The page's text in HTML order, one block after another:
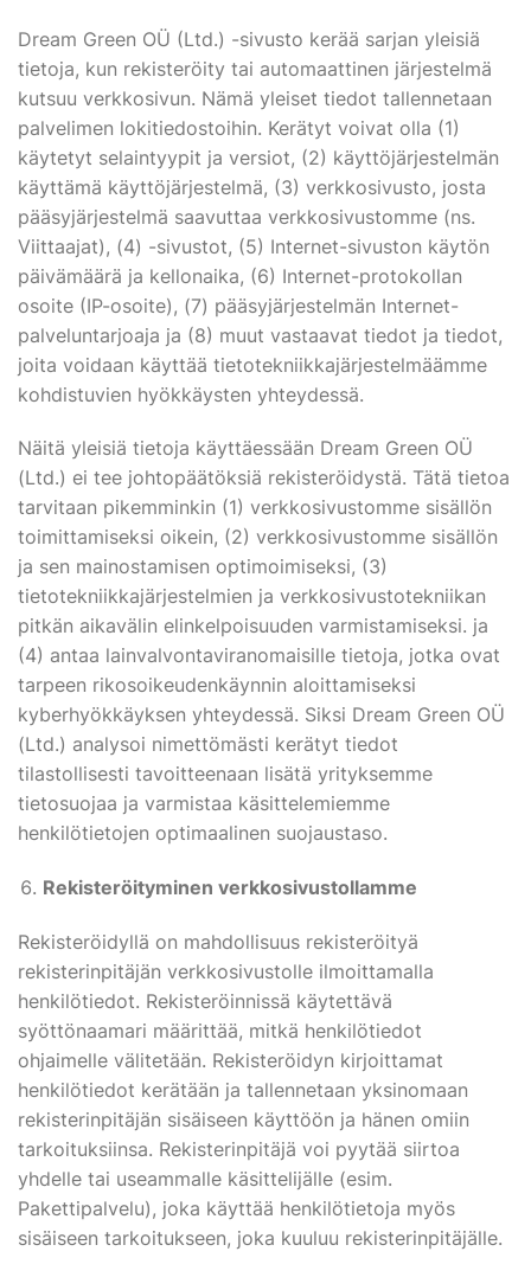
Dream Green OÜ (Ltd.) -sivusto kerää sarjan yleisiä
tietoja, kun rekisteröity tai automaattinen järjestelmä
kutsuu verkkosivun. Nämä yleiset tiedot tallennetaan
palvelimen lokitiedostoihin. Kerätyt voivat olla (1)
käytetyt selaintyypit ja versiot, (2) käyttöjärjestelmän
käyttämä käyttöjärjestelmä, (3) verkkosivusto, josta
pääsyjärjestelmä saavuttaa verkkosivustomme (ns.
Viittaajat), (4) -sivustot, (5) Internet-sivuston käytön
päivämäärä ja kellonaika, (6) Internet-protokollan
osoite (IP-osoite), (7) pääsyjärjestelmän Internet-
palveluntarjoaja ja (8) muut vastaavat tiedot ja tiedot,
joita voidaan käyttää tietotekniikkajärjestelmäämme
kohdistuvien hyökkäysten yhteydessä.
Näitä yleisiä tietoja käyttäessään Dream Green OÜ
(Ltd.) ei tee johtopäätöksiä rekisteröidystä. Tätä tietoa
tarvitaan pikemminkin (1) verkkosivustomme sisällön
toimittamiseksi oikein, (2) verkkosivustomme sisällön
ja sen mainostamisen optimoimiseksi, (3)
tietotekniikkajärjestelmien ja verkkosivustotekniikan
pitkän aikavälin elinkelpoisuuden varmistamiseksi. ja
(4) antaa lainvalvontaviranomaisille tietoja, jotka ovat
tarpeen rikosoikeudenkäynnin aloittamiseksi
kyberhyökkäyksen yhteydessä. Siksi Dream Green OÜ
(Ltd.) analysoi nimettömästi kerätyt tiedot
tilastollisesti tavoitteenaan lisätä yrityksemme
tietosuojaa ja varmistaa käsittelemiemme
henkilötietojen optimaalinen suojaustaso.
Rekisteröityminen verkkosivustollamme
Rekisteröidyllä on mahdollisuus rekisteröityä
rekisterinpitäjän verkkosivustolle ilmoittamalla
henkilötiedot. Rekisteröinnissä käytettävä
syöttönaamari määrittää, mitkä henkilötiedot
ohjaimelle välitetään. Rekisteröidyn kirjoittamat
henkilötiedot kerätään ja tallennetaan yksinomaan
rekisterinpitäjän sisäiseen käyttöön ja hänen omiin
tarkoituksiinsa. Rekisterinpitäjä voi pyytää siirtoa
yhdelle tai useammalle käsittelijälle (esim.
Pakettipalvelu), joka käyttää henkilötietoja myös
sisäiseen tarkoitukseen, joka kuuluu rekisterinpitäjälle.